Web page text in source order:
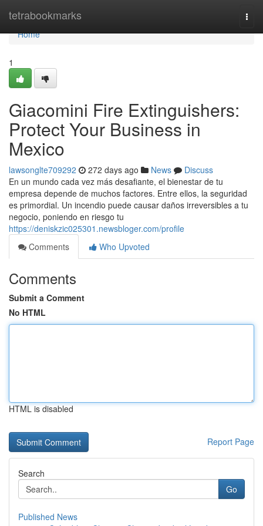
tetrabookmarks
Home
Home
1
Giacomini Fire Extinguishers:
Protect Your Business in
Mexico
lawsonglte709292 272 days ago News
Discuss
En un mundo cada vez más desafiante, el bienestar de tu
empresa depende de muchos factores. Entre ellos, la seguridad
es primordial. Un incendio puede causar daños irreversibles a tu
negocio, poniendo en riesgo tu
https://deniskzic025301.newsbloger.com/profile
Comments
Who Upvoted
Comments
Submit a Comment
No HTML
HTML is disabled
Report Page
Search
Go
Published News